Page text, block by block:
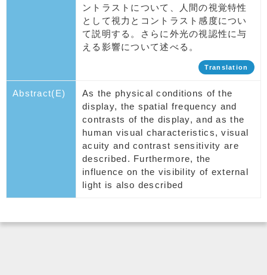
ントラストについて、人間の視覚特性
として視力とコントラスト感度につい
て説明する。さらに外光の視認性に与
える影響について述べる。
Translation
Abstract(E)
As the physical conditions of the
display, the spatial frequency and
contrasts of the display, and as the
human visual characteristics, visual
acuity and contrast sensitivity are
described. Furthermore, the
influence on the visibility of external
light is also described